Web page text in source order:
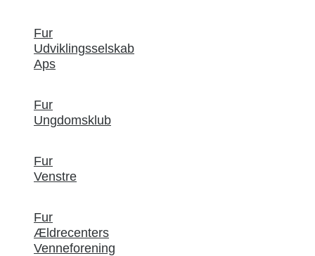
Fur
Udviklingsselskab
Aps
Fur
Ungdomsklub
Fur
Venstre
Fur
Ældrecenters
Venneforening